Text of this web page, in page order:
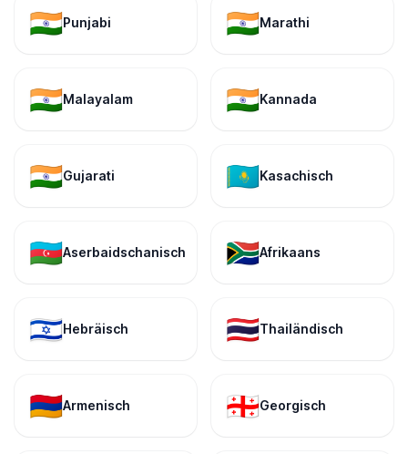
🇮🇳Punjabi 🇮🇳Marathi
🇮🇳Malayalam 🇮🇳Kannada
🇮🇳Gujarati 🇰🇿Kasachisch
🇦🇿Aserbaidschanisch 🇿🇦Afrikaans
🇮🇱Hebräisch 🇹🇭Thailändisch
🇦🇲Armenisch 🇬🇪Georgisch